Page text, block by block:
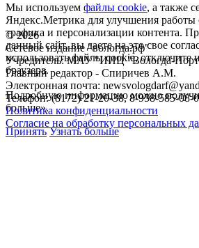
©2026
Сетевое издание "вологда.рф"
Учредитель: МАУ "ИИЦ "Вологда-
Главный редактор - Спиричев А.М.
Электронная почта:
Телефон: (8172) 21-20-38, 8-958-585-08-
Политика конфиденциальности
Согласие на обработку персональных
Мы используем файлы cookie, а также
Яндекс.Метрика для улучшения работы
трафика и персонализации контента.
данный сайт, вы даете на это свое
использовать файлы cookie, отключите
браузера.
Подробную информацию можно
больше».
Принять Узнать больше